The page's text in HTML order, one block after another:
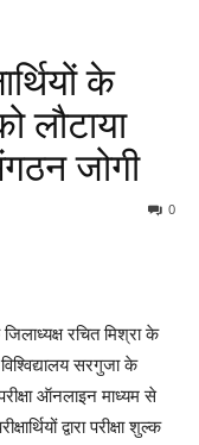
के
लौटाया
जोगी
0
रचित मिश्रा के
सरगुजा के
ऑनलाइन माध्यम से
द्वारा परीक्षा शुल्क